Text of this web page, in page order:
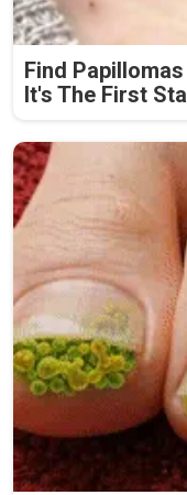
Find
It's The First